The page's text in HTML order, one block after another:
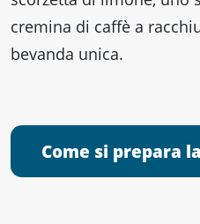
cremina di caffè a
bevanda unica.
Come si prepara